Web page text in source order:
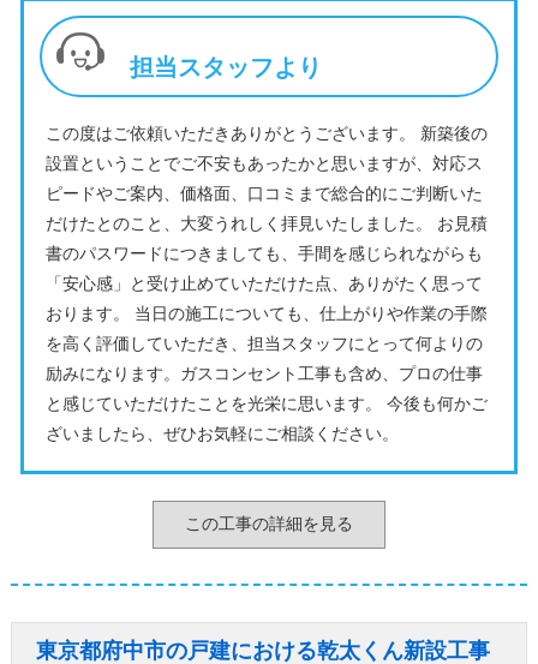
担当スタッフより
この度はご依頼いただきありがとうございます。 新築後の
設置ということでご不安もあったかと思いますが、対応ス
ピードやご案内、価格面、口コミまで総合的にご判断いた
だけたとのこと、大変うれしく拝見いたしました。 お見積
書のパスワードにつきましても、手間を感じられながらも
「安心感」と受け止めていただけた点、ありがたく思って
おります。 当日の施工についても、仕上がりや作業の手際
を高く評価していただき、担当スタッフにとって何よりの
励みになります。ガスコンセント工事も含め、プロの仕事
と感じていただけたことを光栄に思います。 今後も何かご
ざいましたら、ぜひお気軽にご相談ください。
この工事の詳細を見る
東京都府中市の戸建における乾太くん新設工事